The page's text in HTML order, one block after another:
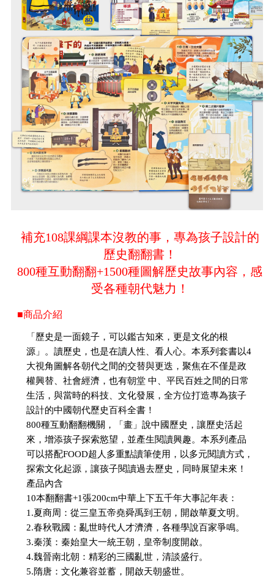
補充108課綱課本沒教的事，專為孩子設計的
歷史翻翻書！
800種互動翻翻+1500種圖解歷史故事內容，感
受各種朝代魅力！
■商品介紹
「歷史是一面鏡子，可以鑑古知來，更是文化的根
源」。讀歷史，也是在讀人性、看人心。本系列套書以4
大視角圖解各朝代之間的交替與更迭，聚焦在不僅是政
權興替、社會經濟，也有朝堂 中、平民百姓之間的日常
生活，與當時的科技、文化發展，全方位打造專為孩子
設計的中國朝代歷史百科全書！
800種互動翻翻機關，「畫」說中國歷史，讓歷史活起
來，增添孩子探索慾望，並產生閱讀興趣。本系列產品
可以搭配FOOD超人多重點讀筆使用，以多元閱讀方式，
探索文化起源，讓孩子閱讀過去歷史，同時展望未來！
產品內含
10本翻翻書+1張200cm中華上下五千年大事記年表：
1.夏商周：從三皇五帝堯舜禹到王朝，開啟華夏文明。
2.春秋戰國：亂世時代人才濟濟，各種學說百家爭鳴。
3.秦漢：秦始皇大一統王朝，皇帝制度開啟。
4.魏晉南北朝：精彩的三國亂世，清談盛行。
5.隋唐：文化兼容並蓄，開啟天朝盛世。